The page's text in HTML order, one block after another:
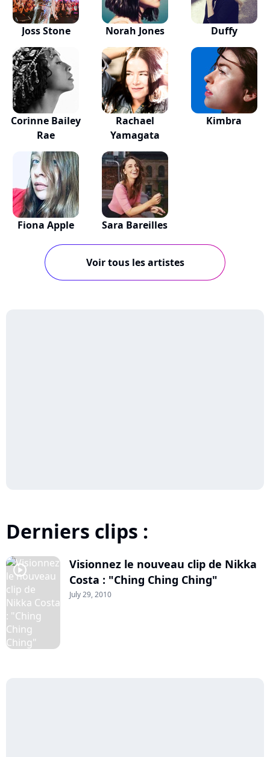
Joss Stone Norah Jones Duffy
Corinne Bailey
Rae
Rachael
Yamagata
Kimbra
Fiona Apple Sara Bareilles
Voir tous les artistes
Derniers clips :
player2
Visionnez le nouveau clip de Nikka
Costa : "Ching Ching Ching"
July 29, 2010